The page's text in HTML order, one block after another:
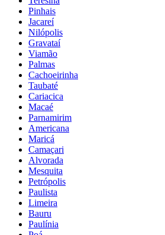
Pinhais
Jacareí
Nilópolis
Gravataí
Viamão
Palmas
Cachoeirinha
Taubaté
Cariacica
Macaé
Parnamirim
Americana
Maricá
Camaçari
Alvorada
Mesquita
Petrópolis
Paulista
Limeira
Bauru
Paulínia